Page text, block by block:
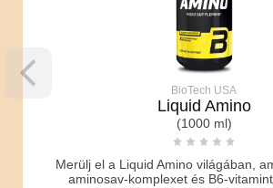
BioTech USA
Liquid Amino
(1000 ml)
Merülj el a Liquid Amino világában,
aminosav-komplexet és B6-